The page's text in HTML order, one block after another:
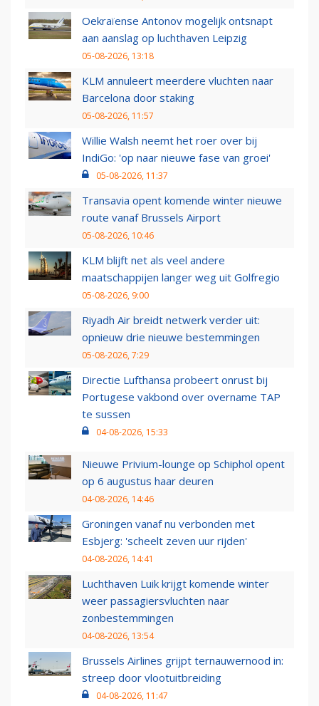
Oekraïense Antonov mogelijk ontsnapt
aan aanslag op luchthaven Leipzig
05-08-2026, 13:18
KLM annuleert meerdere vluchten naar
Barcelona door staking
05-08-2026, 11:57
Willie Walsh neemt het roer over bij
IndiGo: 'op naar nieuwe fase van groei'
05-08-2026, 11:37
Transavia opent komende winter nieuwe
route vanaf Brussels Airport
05-08-2026, 10:46
KLM blijft net als veel andere
maatschappijen langer weg uit Golfregio
05-08-2026, 9:00
Riyadh Air breidt netwerk verder uit:
opnieuw drie nieuwe bestemmingen
05-08-2026, 7:29
Directie Lufthansa probeert onrust bij
Portugese vakbond over overname TAP
te sussen
04-08-2026, 15:33
Nieuwe Privium-lounge op Schiphol opent
op 6 augustus haar deuren
04-08-2026, 14:46
Groningen vanaf nu verbonden met
Esbjerg: 'scheelt zeven uur rijden'
04-08-2026, 14:41
Luchthaven Luik krijgt komende winter
weer passagiersvluchten naar
zonbestemmingen
04-08-2026, 13:54
Brussels Airlines grijpt ternauwernood in:
streep door vlootuitbreiding
04-08-2026, 11:47